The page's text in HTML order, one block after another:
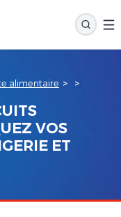
alimentaire > >
VOS
ET